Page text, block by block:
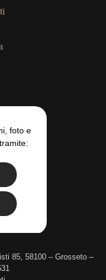
foto e
85, 58100 – Grosseto –